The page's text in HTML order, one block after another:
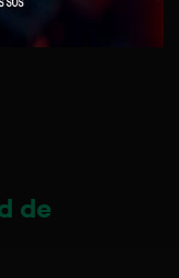
programas
de